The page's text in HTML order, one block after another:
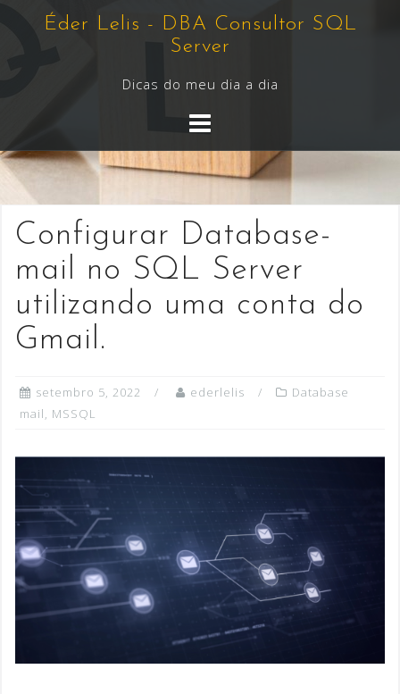
Éder Lelis - DBA Consultor SQL
Server
Dicas do meu dia a dia
Configurar Database-
mail no SQL Server
utilizando uma conta do
Gmail.
setembro 5, 2022 ederlelis
Database
mail, MSSQL